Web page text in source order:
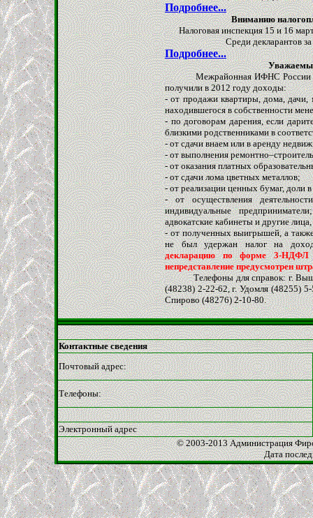
Подробнее...
Вниманию
Налоговая инспекция 15 и 16
Среди декларантов
Подробнее...
Межрайонная ИФНС России № 3
получили в 2012 году доходы:
- от продажи квартиры, дома,
находившегося в собственности
- по договорам дарения, если
близкими родственниками в
- от сдачи внаем или в аренду
- от выполнения
- от оказания платных
- от сдачи лома цветных металлов;
- от реализации ценных бумаг, доли
- от осуществления
индивидуальные
адвокатские кабинеты и другие
- от полученных выигрышей, а
не был удержан налог на
декларацию по форме 3-НДФЛ
непредставление предусмотрен
Телефоны для справок: г.
(48238) 2-22-62, г. Удомля (48255)
Спирово (48276) 2-10-80.
Контактные сведения
Почтовый адрес:
Телефоны:
Электронный адрес
© 2003-2013 Администрация
Дата